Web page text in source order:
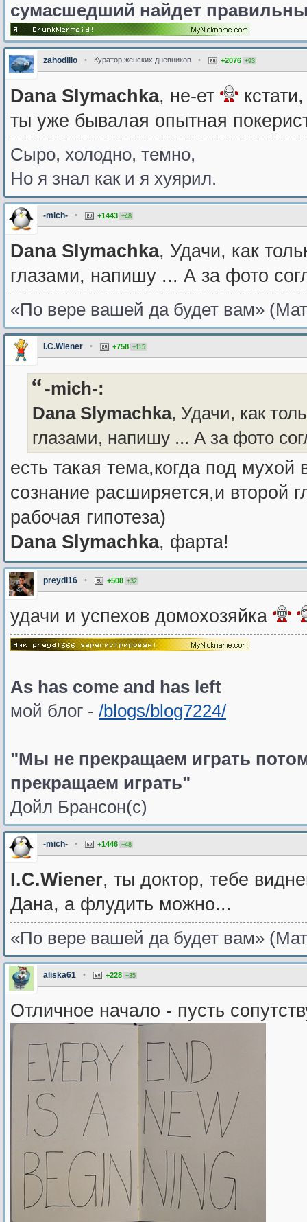
сумасшедший найдет
zahodillo • Куратор женских дневников • +2076 +93
Dana Slymachka, не-ет
ты уже бывалая опытная
Сыро, холодно, темно,
Но я знал как и я хуярил.
-mich- • +1443 +48
Dana Slymachka, Удачи, как
глазами, напишу ... А за фото
«По вере вашей да будет вам»
I.C.Wiener • +758 +115
-mich-:
Dana Slymachka, Удачи, как
глазами, напишу ... А за фото
есть такая тема,когда под мухой
сознание расширяется,и
рабочая гипотеза)
Dana Slymachka, фарта!
preydi16 • +508 +32
удачи и успехов домохозяйка
As has come and has left
мой блог - /blogs/blog7224/
"Мы не прекращаем играть
прекращаем играть"
Дойл Брансон(с)
-mich- • +1446 +48
I.C.Wiener, ты доктор, тебе
Дана, а флудить можно...
«По вере вашей да будет вам»
aliska61 • +228 +35
Отличное начало - пусть